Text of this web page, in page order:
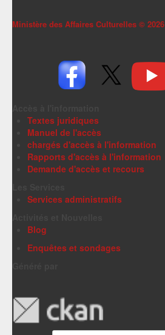
Ministère des Affaires Culturelles © 2026
Textes juridiques
Manuel de l'accès
chargés d'accès à l'information
Rapports d'accès à l'information
Demande d'accès et recours
Services administratifs
Blog
Enquêtes et sondages